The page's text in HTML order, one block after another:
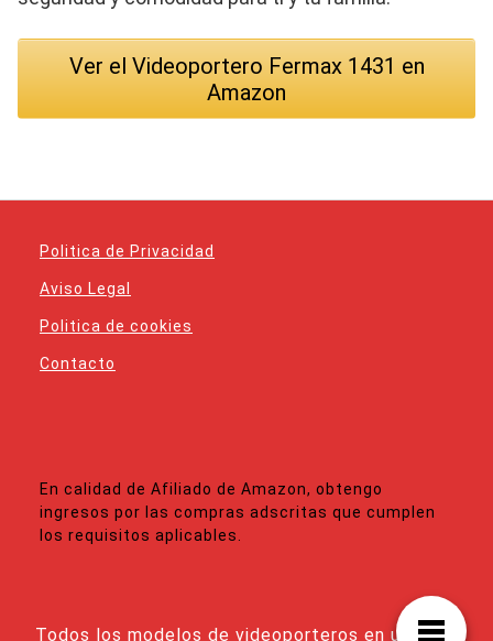
Ver el Videoportero Fermax 1431 en
Amazon
Politica de Privacidad
Aviso Legal
Politica de cookies
Contacto
En calidad de Afiliado de Amazon, obtengo
ingresos por las compras adscritas que cumplen
los requisitos aplicables.
Todos los modelos de videoporteros en un solo